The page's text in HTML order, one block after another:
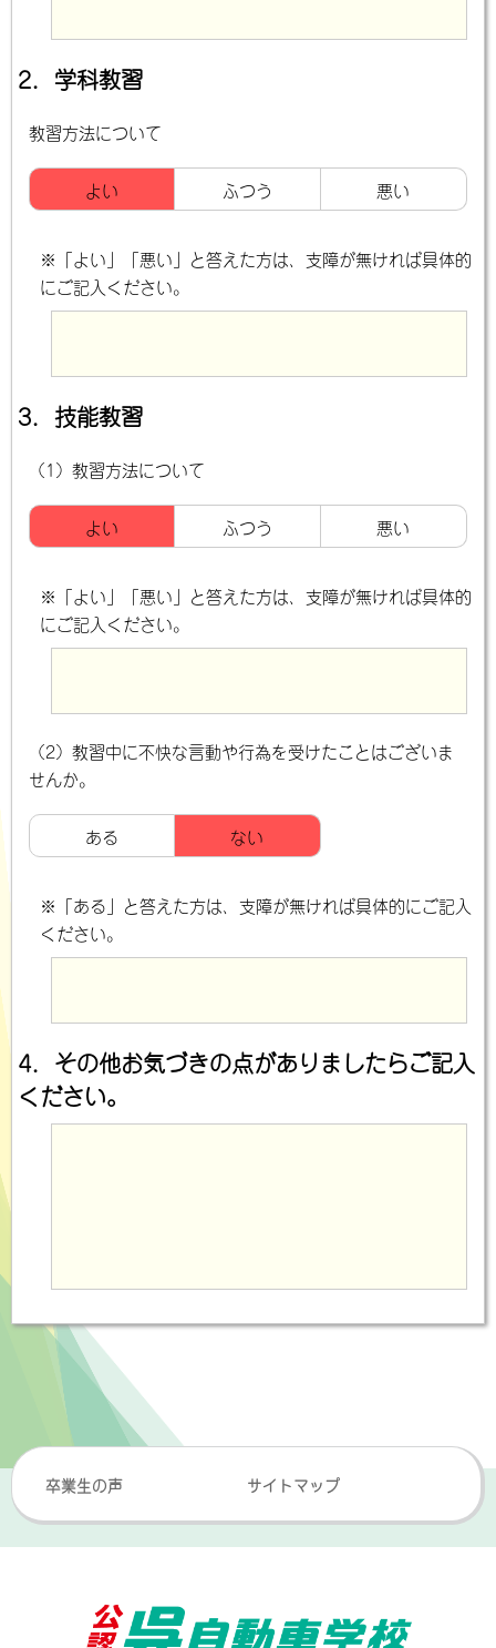
2．学科教習
教習方法について
よい ふつう 悪い
※「よい」「悪い」と答えた方は、支障が無ければ具体的
にご記入ください。
3．技能教習
（1）教習方法について
よい ふつう 悪い
※「よい」「悪い」と答えた方は、支障が無ければ具体的
にご記入ください。
（2）教習中に不快な言動や行為を受けたことはございま
せんか。
ある ない
※「ある」と答えた方は、支障が無ければ具体的にご記入
ください。
4．その他お気づきの点がありましたらご記入
ください。
卒業生の声 サイトマップ